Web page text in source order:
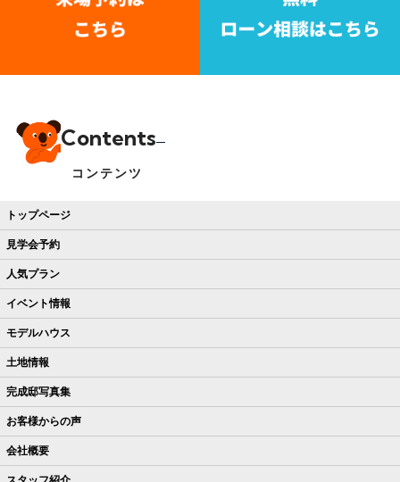
Contents
コンテンツ
トップページ
見学会予約
人気プラン
イベント情報
モデルハウス
土地情報
完成邸写真集
お客様からの声
会社概要